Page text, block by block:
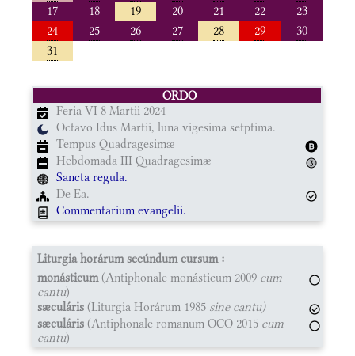
17
18 19 20 21 22
23
24
25 26 27 28 29
30
31
ORDO
Feria VI 8 Martii 2024
Octavo Idus Martii, luna vigesima setptima.
Tempus Quadragesimæ
Hebdomada III Quadragesimæ
Sancta regula.
De Ea.
Commentarium evangelii.
Liturgia horárum secúndum cursum :
monásticum(Antiphonale monásticum 2009 cum
cantu)
sæculáris (Liturgia Horárum 1985 sine cantu)
sæculáris (Antiphonale romanum OCO 2015 cum
cantu)